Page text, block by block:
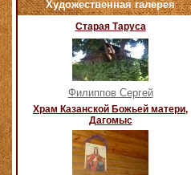
Художественная галерея
Старая Таруса
Филиппов Сергей
Храм Казанской Божьей матери,
Дагомыс